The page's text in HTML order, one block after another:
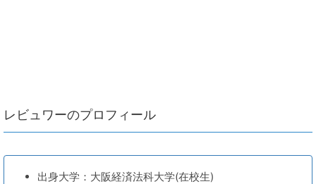
レビュワーのプロフィール
出身大学：大阪経済法科大学(在校生)